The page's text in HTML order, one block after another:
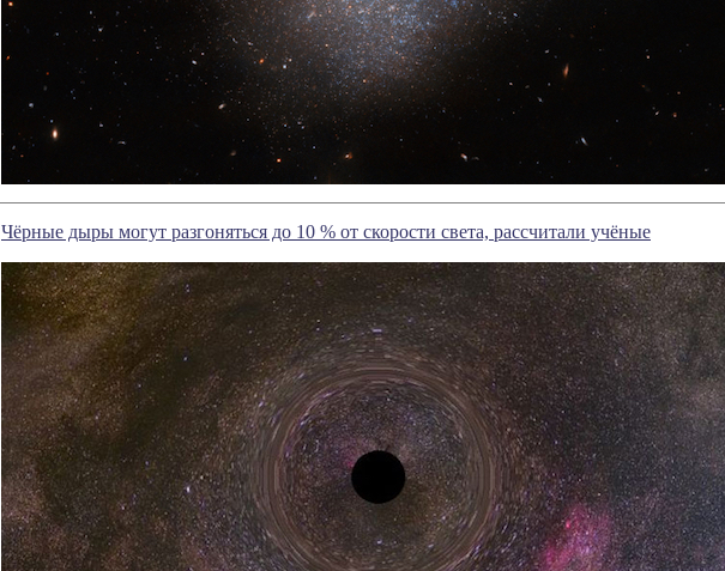
Чёрные дыры могут разгоняться до 10 % от скорости света, рассчитали учёные